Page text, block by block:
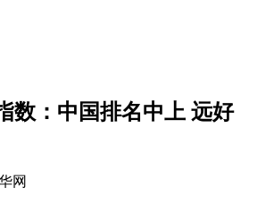
数：中国排名中上 远好
网